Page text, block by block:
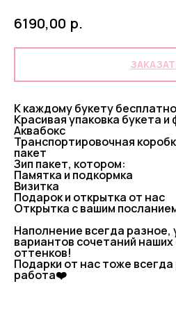
6190,00 р.
К каждому букету
Красивая упаковка букета
Аквабокс
Транспортировочная
пакет
Зип пакет, котором:
Памятка и подкормка
Визитка
Подарок и открытка от нас
Открытка с вашим
Наполнение всегда разное,
вариантов сочетаний
оттенков!
Подарки от нас тоже
работа❤️